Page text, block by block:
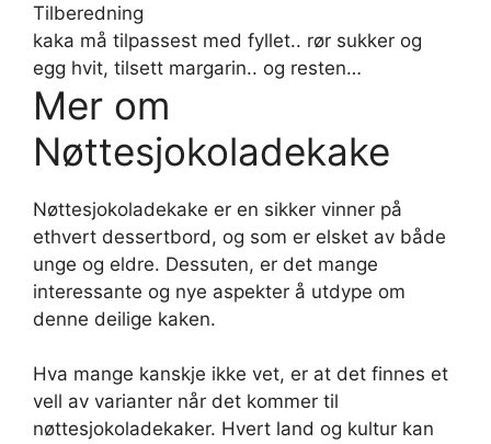
Tilberedning
kaka må tilpassest med fyllet.. rør sukker og
egg hvit, tilsett margarin.. og resten…
Mer om
Nøttesjokoladekake
Nøttesjokoladekake er en sikker vinner på
ethvert dessertbord, og som er elsket av både
unge og eldre. Dessuten, er det mange
interessante og nye aspekter å utdype om
denne deilige kaken.
Hva mange kanskje ikke vet, er at det finnes et
vell av varianter når det kommer til
nøttesjokoladekaker. Hvert land og kultur kan